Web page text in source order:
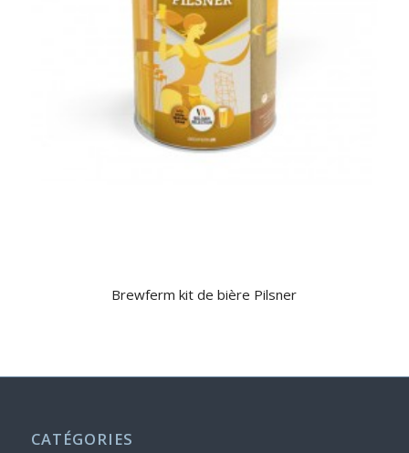
Brewferm kit de bière Pilsner
CATÉGORIES